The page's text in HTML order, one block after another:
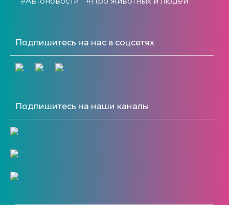
Подпишитесь на нас в соцсетях
Подпишитесь на наши каналы